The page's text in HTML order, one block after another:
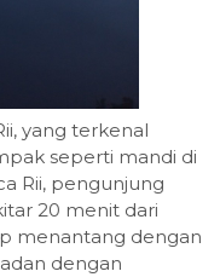
yang terkenal
seperti mandi di
Rii, pengunjung
20 menit dari
menantang dengan
dengan